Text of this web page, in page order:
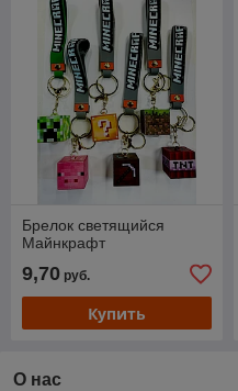
Брелок светящийся
Майнкрафт
9,70 руб.
Купить
О нас